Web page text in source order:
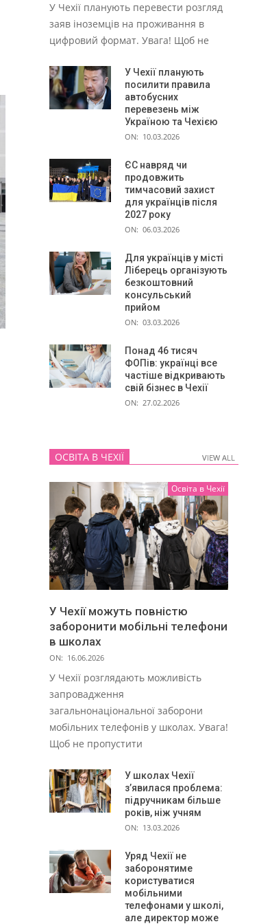
У Чехії планують перевести розгляд
заяв іноземців на проживання в
цифровий формат. Увага! Щоб не
У Чехії планують
посилити правила
автобусних
перевезень між
Україною та Чехією
ON: 10.03.2026
ЄС навряд чи
продовжить
тимчасовий захист
для українців після
2027 року
ON: 06.03.2026
Для українців у місті
Ліберець організують
безкоштовний
консульський
прийом
ON: 03.03.2026
Понад 46 тисяч
ФОПів: українці все
частіше відкривають
свій бізнес в Чехії
ON: 27.02.2026
ОСВІТА В ЧЕХІЇ VIEW ALL
Освіта в Чехії
У Чехії можуть повністю
заборонити мобільні телефони
в школах
ON: 16.06.2026
У Чехії розглядають можливість
запровадження
загальнонаціональної заборони
мобільних телефонів у школах. Увага!
Щоб не пропустити
У школах Чехії
з’явилася проблема:
підручникам більше
років, ніж учням
ON: 13.03.2026
Уряд Чехії не
заборонятиме
користуватися
мобільними
телефонами у школі,
але директор може
VIEW ALL